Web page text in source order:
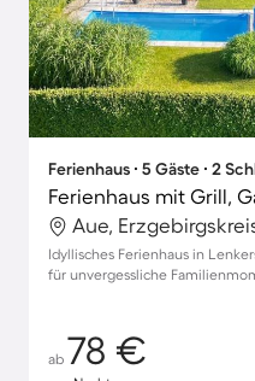
Ferienhaus ∙ 5 Gäste ∙ 2
Ferienhaus mit Grill,
Aue,
Idyllisches Ferienhaus in
für unvergessliche
ab 78 €